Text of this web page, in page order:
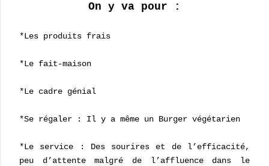
On y va pour :
*Les produits frais
*Le fait-maison
*Le cadre génial
*Se régaler : Il y a même un Burger végétarien
*Le service : Des sourires et de l’efficacité,
peu d’attente malgré de l’affluence dans le